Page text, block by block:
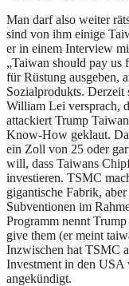
Man darf also weiter
sind von ihm einige
er in einem Interview
„Taiwan should pay us
für Rüstung ausgeben,
Sozialprodukts. Derzeit
William Lei versprach,
attackiert Trump
Know-How geklaut.
ein Zoll von 25 oder
will, dass Taiwans
investieren. TSMC
gigantische Fabrik,
Subventionen im
Programm nennt
give them (er meint
Inzwischen hat TSMC
Investment in den
angekündigt.